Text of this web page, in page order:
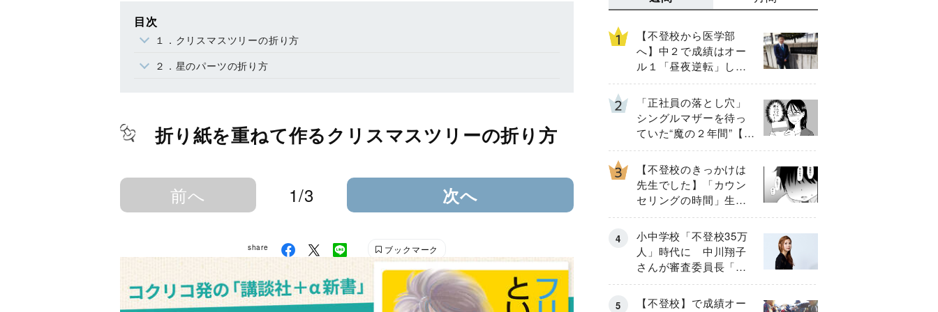
目次
１．クリスマスツリーの折り方
２．星のパーツの折り方
折り紙を重ねて作るクリスマスツリーの折り方
前へ 1/3 次へ
share ブックマーク
【不登校から医学部
へ】中２で成績はオー
ル１「昼夜逆転」した
わが子を”夜遊び”に連れ
出した母の気づき
「正社員の落とし穴」
シングルマザーを待っ
ていた“魔の２年間”【後
編】
【不登校のきっかけは
先生でした】「カウン
セリングの時間」生徒
の情報をバラしたの
は…《第２話》
小中学校「不登校35万
人」時代に 中川翔子
さんが審査委員長「不
登校生動画甲子園
2026」が開催
【不登校】で成績オー